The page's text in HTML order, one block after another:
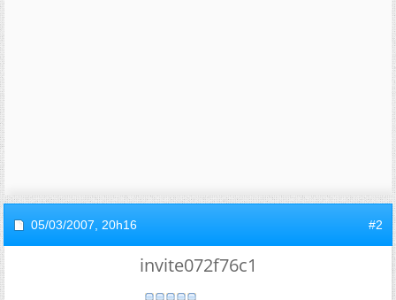
05/03/2007, 20h16 #2
invite072f76c1